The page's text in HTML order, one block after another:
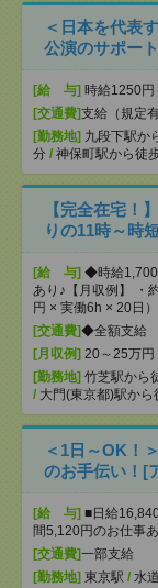
＜日本を代表
公演のサポー
[給 与] 時給1250円
[交通費]支給（規定有
[勤務地] 九段下駅か
分 / 神保町駅から徒
【完全在宅！
りの11時～時
[給 与] ◆時給1,700
あり♪【月収例】 ・
円 × 実働6h × 20日）
[交通費]◆全額支給
[月収例] 20～25万円
[勤務地] 竹芝駅から
/ 大門(東京都)駅から
＜1日～OK！
のお手伝い！[
[給 与] ■日給
間5,120円のお仕事
[交通費]一部支給
[勤務地] 東京駅 / 水